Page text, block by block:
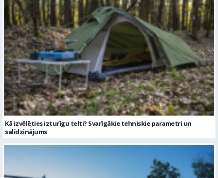
Kā izvēlēties izturīgu telti? Svarīgākie tehniskie parametri un
salīdzinājums